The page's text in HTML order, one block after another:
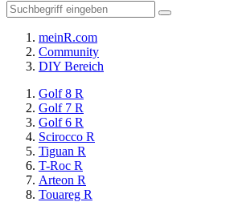
meinR.com
Community
DIY Bereich
Golf 8 R
Golf 7 R
Golf 6 R
Scirocco R
Tiguan R
T-Roc R
Arteon R
Touareg R